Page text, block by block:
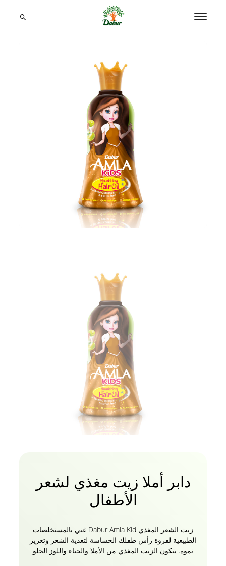
دابر أملا زيت مغذي لشعر
الأطفال
زيت الشعر المغذي Dabur Amla Kid غني بالمستخلصات
الطبيعية لفروة رأس طفلك الحساسة لتغذية الشعر وتعزيز
نموه. يتكون الزيت المغذي من الأملا والحناء واللوز الحلو